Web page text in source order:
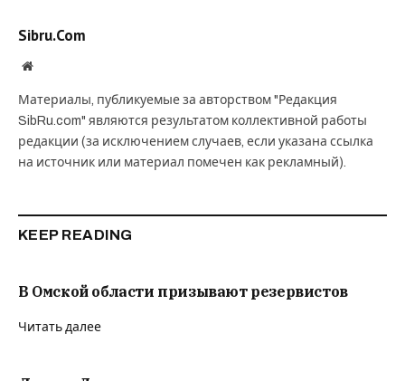
Sibru.Com
Website
Материалы, публикуемые за авторством "Редакция
SibRu.com" являются результатом коллективной работы
редакции (за исключением случаев, если указана ссылка
на источник или материал помечен как рекламный).
KEEP READING
В Омской области призывают резервистов
Читать далее